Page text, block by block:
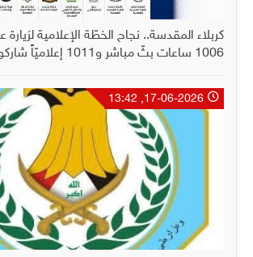
كربلاء المقدسة.. نجاح الخطّة الإعلامية لزيارة
1006 ساعات بثّ مباشر و1011 إعلاميّاً شاركوا في التغطية